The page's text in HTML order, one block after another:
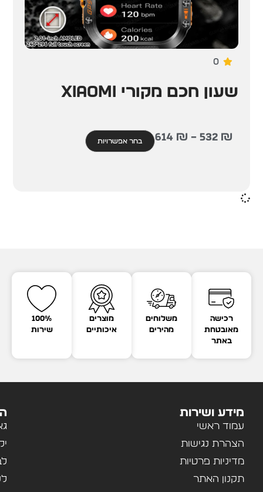
0
שעון חכם מקורי XIAOMI
532 ₪
–
614 ₪ בחר אפשרויות
רכישה
מאובטחת
באתר
משלוחים
מהירים
מוצרים
איכותיים
100%
שירות
מידע ושירות
עמוד ראשי
הצהרת נגישות
מדיניות פרטיות
תקנון האתר